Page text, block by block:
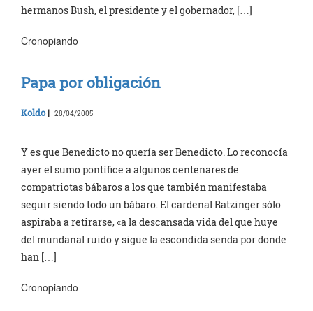
hermanos Bush, el presidente y el gobernador, […]
Cronopiando
Papa por obligación
Koldo| 28/04/2005
Y es que Benedicto no quería ser Benedicto. Lo reconocía
ayer el sumo pontífice a algunos centenares de
compatriotas bábaros a los que también manifestaba
seguir siendo todo un bábaro. El cardenal Ratzinger sólo
aspiraba a retirarse, «a la descansada vida del que huye
del mundanal ruido y sigue la escondida senda por donde
han […]
Cronopiando